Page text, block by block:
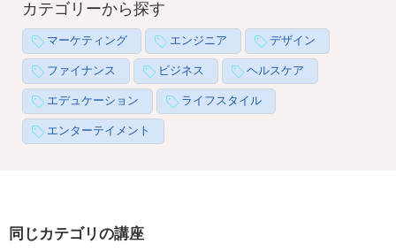
カテゴリーから探す
マーケティング エンジニア デザイン
ファイナンス ビジネス ヘルスケア
エデュケーション ライフスタイル
エンターテイメント
同じカテゴリの講座